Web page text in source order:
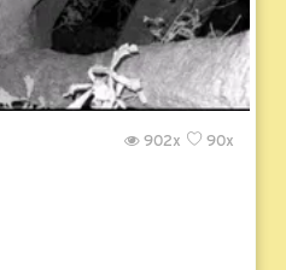
90x
902x